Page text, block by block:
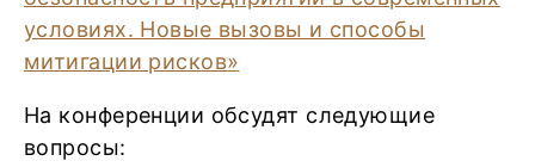
На конференции обсудят следующие
вопросы: